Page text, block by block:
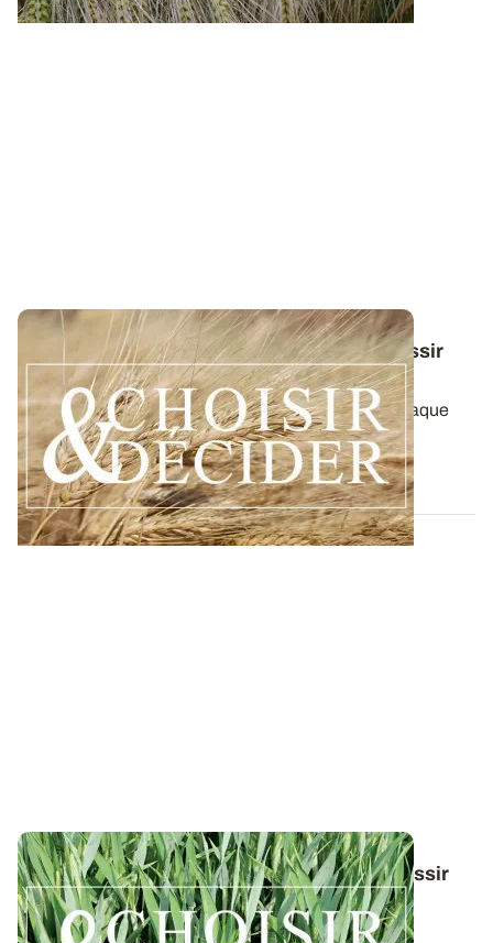
Conduite du blé dur : des guides pour réussir
ses interventions au printemps 2026
Retrouvez toutes les préconisations adaptées à chaque
région en matière de fertilisation...
12 DÉC. 2025
Conduite du triticale : des guides pour réussir
ses interventions au printemps 2026
Retrouvez toutes les préconisations en matière de